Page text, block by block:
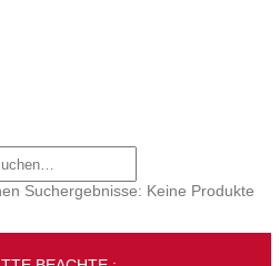
Suchergebnisse: Keine Produkte